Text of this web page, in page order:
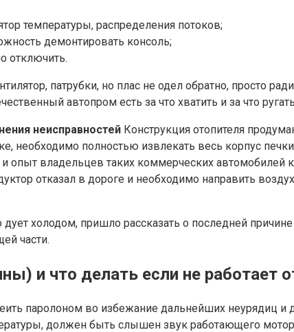
температуры, распределения потоков;
демонтировать консоль;
отключить.
патрубки, но плас не одел обратно, просто
автопром есть за что хватить и за что
неисправностей Конструкция отопителя
необходимо полностью извлекать весь корпус
владельцев таких коммерческих автомобилей
отказал в дороге и необходимо направить воздух
холодом, пришло рассказать о последней
части.
и что делать если не работает
паролоном во избежание дальнейших неурядиц
должен быть слышен звук работающего